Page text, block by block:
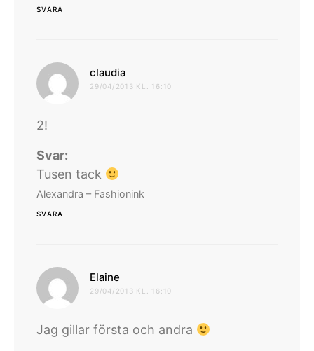
SVARA
claudia
29/04/2013 KL. 16:10
2!
Svar:
Tusen tack
Alexandra – Fashionink
SVARA
Elaine
29/04/2013 KL. 16:10
Jag gillar första och andra